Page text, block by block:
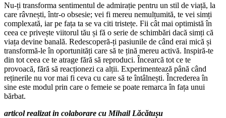
Nu-ți transforma sentimentul de admirație pentru un stil de viață, la
care râvnești, într-o obsesie; vei fi mereu nemulțumită, te vei simți
complexată, iar pe fața ta se va citi tristețe. Fii cât mai optimistă în
ceea ce privește viitorul tău și fă o serie de schimbări dacă simți că
viața devine banală. Redescoperă-ți pasiunile de când erai mică și
transformă-le în oportunități care să te țină mereu activă. Inspiră-te
din tot ceea ce te atrage fără să reproduci. Încearcă tot ce te
provoacă, fără să reacționezi ca alții. Experimentează până când
reținerile nu vor mai fi ceva cu care să te întâlnești. Încrederea în
sine este modul prin care o femeie se poate remarca în fața unui
bărbat.
articol realizat in colaborare cu Mihail Lăcătușu